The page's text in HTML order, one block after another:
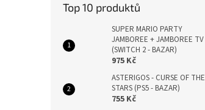
Top 10 produktů
SUPER MARIO PARTY
JAMBOREE + JAMBOREE TV
(SWITCH 2 - BAZAR)
975 Kč
ASTERIGOS - CURSE OF THE
STARS (PS5 - BAZAR)
755 Kč